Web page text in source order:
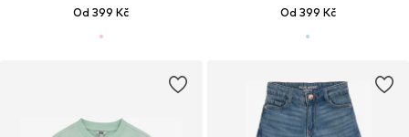
Od 399 Kč Od 399 Kč